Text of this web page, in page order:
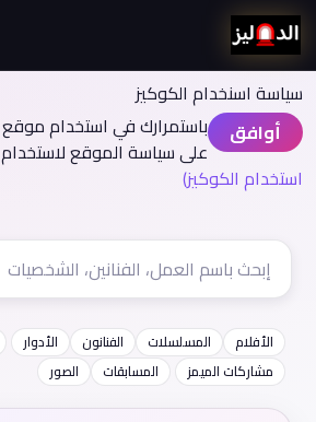
سياسة اسنخدام الكوكيز
أوافق
باستمرارك في استخدام موقع
على سياسة الموقع لاستخدام
استخدام الكوكيز)
الأفلام المسلسلات الفنانون الأدوار
مشاركات الميمز
المسابقات الصور